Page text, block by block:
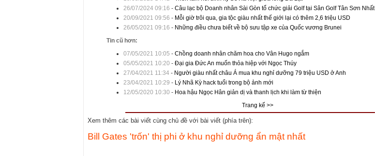
26/07/2024 09:16 - Câu lạc bộ Doanh nhân Sài Gòn tổ chức giải Golf tại Sân Golf Tân Sơn Nhất
20/09/2021 09:56 - Mỗi giờ trôi qua, gia tộc giàu nhất thế giới lại có thêm 2,6 triệu USD
26/05/2021 09:16 - Những điều chưa biết về bộ sưu tập xe của Quốc vương Brunei
Tin cũ hơn:
07/05/2021 10:05 - Chồng doanh nhân chăm hoa cho Vân Hugo ngắm
05/05/2021 10:20 - Đại gia Đức An muốn thỏa hiệp với Ngọc Thúy
27/04/2021 11:34- Người giàu nhất châu Á mua khu nghỉ dưỡng 79 triệu USD ở Anh
23/04/2021 10:29 - Lý Nhã Kỳ hack tuổi trong bộ ảnh mới
12/05/2020 10:30 - Hoa hậu Ngọc Hân giản dị và thanh lịch khi làm từ thiện
Trang kế >>
Xem thêm các bài viết cùng chủ đề với bài viết (phía trên):
Bill Gates 'trốn' thị phi ở khu nghỉ dưỡng ẩn mật nhất